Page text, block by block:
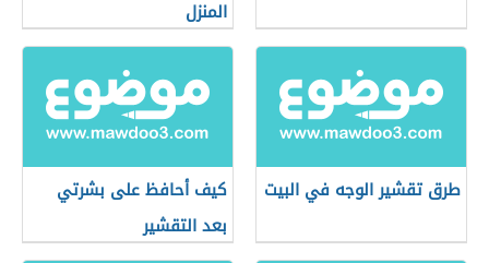
المنزل
طرق تقشير الوجه في البيت
كيف أحافظ على بشرتي
بعد التقشير